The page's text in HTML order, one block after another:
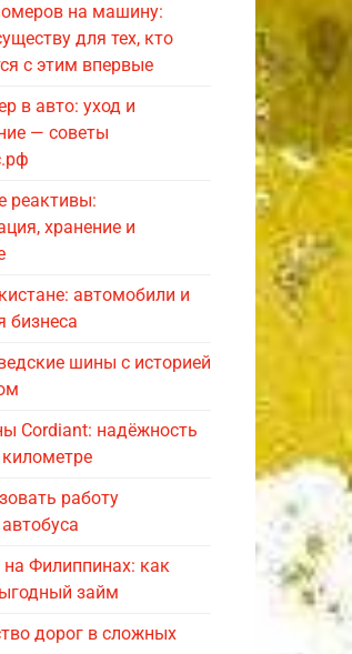
на машину:
для тех, кто
с этим впервые
в авто: уход и
— советы
реактивы:
хранение и
автомобили и
бизнеса
шины с историей
Cordiant: надёжность
работу
на Филиппинах: как
займ
дорог в сложных